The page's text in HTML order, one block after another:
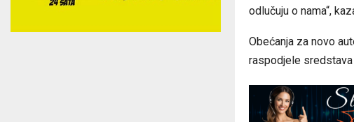
odlučuju o nama“,
Obećanja za novo
raspodjele sredstava